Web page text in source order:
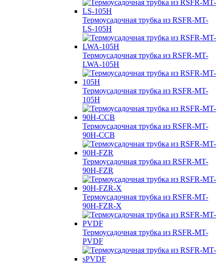
Термоусадочная трубка из RSFR-MT-
LS-105H
Термоусадочная трубка из RSFR-MT-
LWA-105H
Термоусадочная трубка из RSFR-MT-
105H
Термоусадочная трубка из RSFR-MT-
90H-CCB
Термоусадочная трубка из RSFR-MT-
90H-FZR
Термоусадочная трубка из RSFR-MT-
90H-FZR-X
Термоусадочная трубка из RSFR-MT-
PVDF